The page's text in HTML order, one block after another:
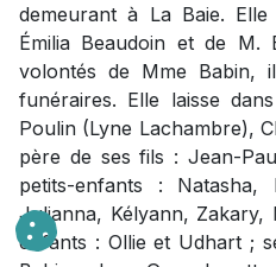
demeurant à La Baie.
Émilia Beaudoin et de M.
volontés de Mme Babin,
funéraires. Elle laisse
Poulin (Lyne Lachambre),
père de ses fils : Jean-
petits-enfants : Natasha,
Julianna, Kélyann, Zakary,
enfants : Ollie et Udhart ;